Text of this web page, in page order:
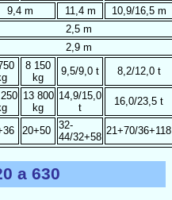
9,4 m 11,4 m
10,9/16,5 m
2,5 m
2,9 m
8 150
kg
9,5/9,0 t 8,2/12,0 t
13 800
kg
14,9/15,0
t
16,0/23,5 t
20+50
32-
44/32+58
21+70/36+118
a 630